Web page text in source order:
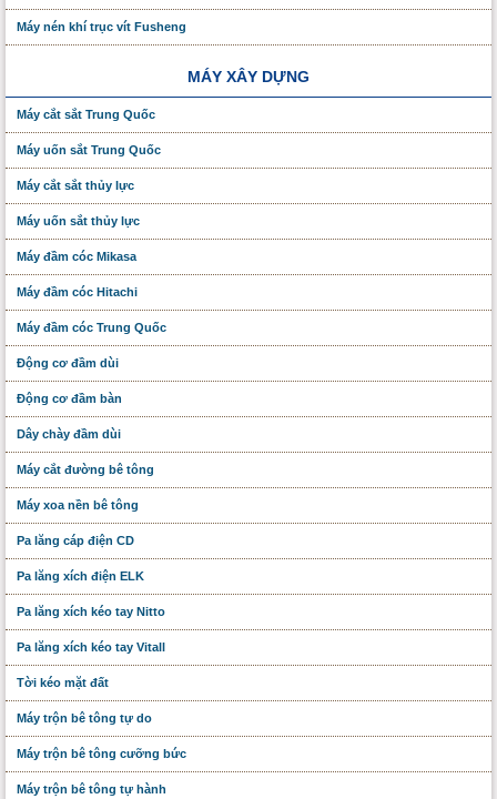
Máy nén khí trục vít Fusheng
MÁY XÂY DỰNG
Máy cắt sắt Trung Quốc
Máy uốn sắt Trung Quốc
Máy cắt sắt thủy lực
Máy uốn sắt thủy lực
Máy đầm cóc Mikasa
Máy đầm cóc Hitachi
Máy đầm cóc Trung Quốc
Động cơ đầm dùi
Động cơ đầm bàn
Dây chày đầm dùi
Máy cắt đường bê tông
Máy xoa nền bê tông
Pa lăng cáp điện CD
Pa lăng xích điện ELK
Pa lăng xích kéo tay Nitto
Pa lăng xích kéo tay Vitall
Tời kéo mặt đất
Máy trộn bê tông tự do
Máy trộn bê tông cưỡng bức
Máy trộn bê tông tự hành